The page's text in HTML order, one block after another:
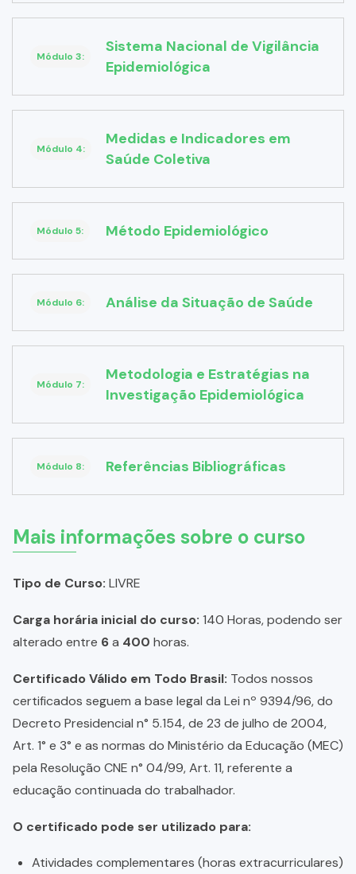
Módulo 3:
Sistema Nacional de Vigilância
Epidemiológica
Módulo 4:
Medidas e Indicadores em
Saúde Coletiva
Módulo 5: Método Epidemiológico
Módulo 6: Análise da Situação de Saúde
Módulo 7:
Metodologia e Estratégias na
Investigação Epidemiológica
Módulo 8: Referências Bibliográficas
Mais informações sobre o curso
Tipo de Curso: LIVRE
Carga horária inicial do curso: 140 Horas, podendo ser
alterado entre 6a 400 horas.
Certificado Válido em Todo Brasil: Todos nossos
certificados seguem a base legal da Lei nº 9394/96, do
Decreto Presidencial n° 5.154, de 23 de julho de 2004,
Art. 1° e 3° e as normas do Ministério da Educação (MEC)
pela Resolução CNE n° 04/99, Art. 11, referente a
educação continuada do trabalhador.
O certificado pode ser utilizado para:
Atividades complementares (horas extracurriculares)